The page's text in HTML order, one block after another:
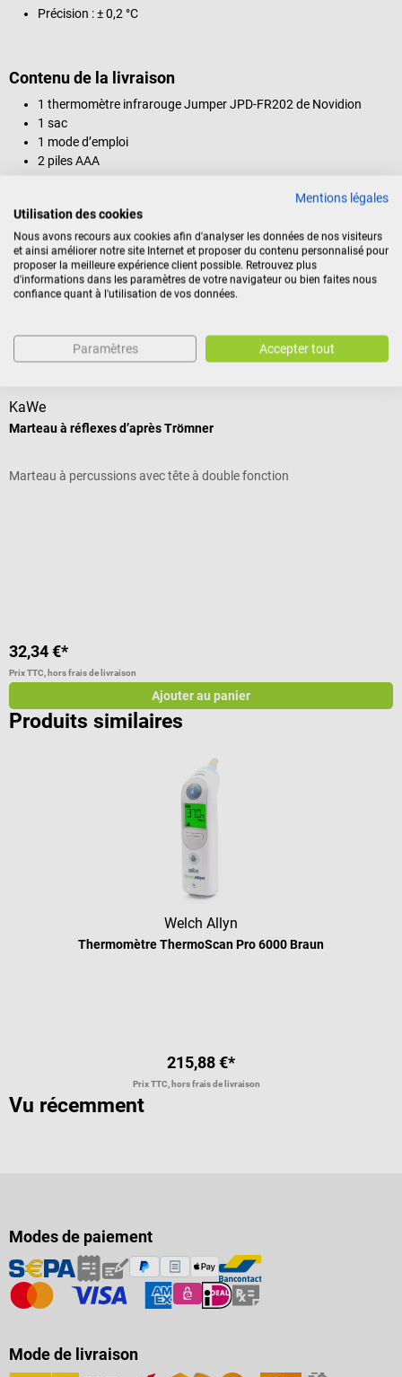
Précision : ± 0,2 °C
Contenu de la livraison
1 thermomètre infrarouge Jumper JPD-FR202 de Novidion
1 sac
1 mode d’emploi
2 piles AAA
Avis
Nos clients ont également acheté
KaWe
Marteau à réflexes d’après Trömner
Marteau à percussions avec tête à double fonction
32,34 €*
Prix TTC, hors frais de livraison
Ajouter au panier
Produits similaires
Welch Allyn
Thermomètre ThermoScan Pro 6000 Braun
215,88 €*
Prix TTC, hors frais de livraison
Vu récemment
Modes de paiement
Mode de livraison
Mentions légales
Utilisation des cookies
Nous avons recours aux cookies afin d'analyser les données de nos visiteurs
et ainsi améliorer notre site Internet et proposer du contenu personnalisé pour
proposer la meilleure expérience client possible. Retrouvez plus
d'informations dans les paramètres de votre navigateur ou bien faites nous
confiance quant à l'utilisation de vos données.
Paramètres Accepter tout